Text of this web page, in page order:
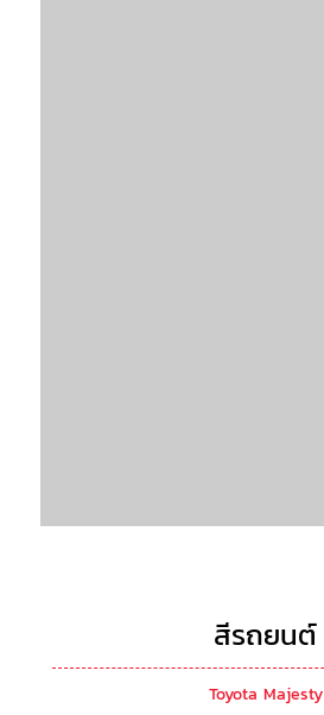
สีรถยนต์
Toyota Majesty